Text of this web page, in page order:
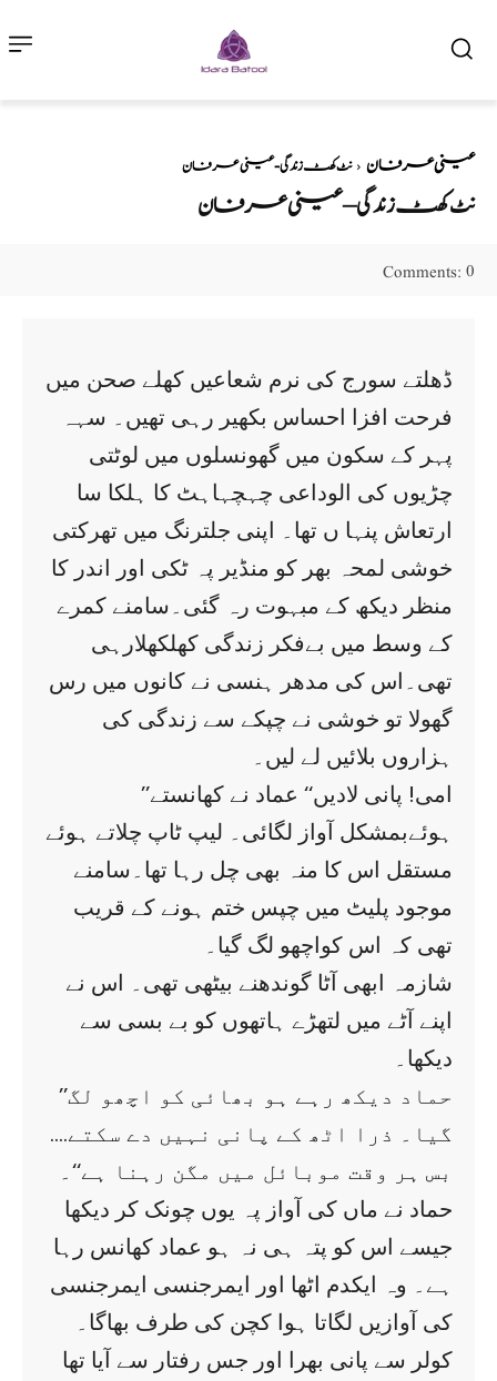
عینی عرفان نٹ کھٹ زندگی - عینی عرفان
نٹ کھٹ زندگی – عینی عرفان
Comments: 0
ڈھلتے سورج کی نرم شعاعیں کھلے صحن میں
فرحت افزا احساس بکھیر رہی تھیں۔ سہہ
پہر کے سکون میں گھونسلوں میں لوٹتی
چڑیوں کی الوداعی چہچہاہٹ کا ہلکا سا
ارتعاش پنہا ں تھا۔ اپنی جلترنگ میں تھرکتی
خوشی لمحہ بھر کو منڈیر پہ ٹکی اور اندر کا
منظر دیکھ کے مبہوت رہ گئی۔سامنے کمرے
کے وسط میں بےفکر زندگی کھلکھلارہی
تھی۔اس کی مدھر ہنسی نے کانوں میں رس
گھولا تو خوشی نے چپکے سے زندگی کی
ہزاروں بلائیں لے لیں۔
’’امی! پانی لادیں‘‘ عماد نے کھانستے
ہوئےبمشکل آواز لگائی۔ لیپ ٹاپ چلاتے ہوئے
مستقل اس کا منہ بھی چل رہا تھا۔سامنے
موجود پلیٹ میں چپس ختم ہونے کے قریب
تھی کہ اس کواچھو لگ گیا۔
شازمہ ابھی آٹا گوندھنے بیٹھی تھی۔ اس نے
اپنے آٹے میں لتھڑے ہاتھوں کو بے بسی سے
دیکھا۔
’’حماد دیکھ رہے ہو بھائی کو اچھو لگ
گیا۔ ذرا اٹھ کے پانی نہیں دے سکتے….
بس ہر وقت موبائل میں مگن رہنا ہے‘‘۔
حماد نے ماں کی آواز پہ یوں چونک کر دیکھا
جیسے اس کو پتہ ہی نہ ہو عماد کھانس رہا
ہے۔ وہ ایکدم اٹھا اور ایمرجنسی ایمرجنسی
کی آوازیں لگاتا ہوا کچن کی طرف بھاگا۔
کولر سے پانی بھرا اور جس رفتار سے آیا تھا